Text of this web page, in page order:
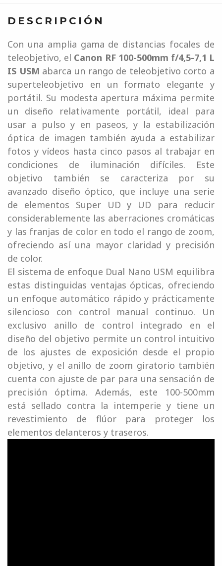
DESCRIPCIÓN
Con una amplia gama de distancias focales de
teleobjetivo, el Canon RF 100-500mm f/4,5-7,1 L
IS USM abarca un rango de teleobjetivo corto a
superteleobjetivo en un formato elegante y
portátil. Su modesta apertura máxima permite
un diseño relativamente portátil, ideal para
usar a pulso y en paseos, y la estabilización
óptica de imagen también ayuda a estabilizar
fotos y vídeos hasta cinco pasos al trabajar en
condiciones de iluminación difíciles. Este
objetivo también se caracteriza por su
avanzado diseño óptico, que incluye una serie
de elementos Super UD y UD para reducir
considerablemente las aberraciones cromáticas
y las franjas de color en todo el rango de zoom,
ofreciendo así una mayor claridad y precisión
de color.
El sistema de enfoque Dual Nano USM equilibra
estas distinguidas ventajas ópticas, ofreciendo
un enfoque automático rápido y prácticamente
silencioso con control manual continuo. Un
exclusivo anillo de control integrado en el
diseño del objetivo permite un control intuitivo
de los ajustes de exposición desde el propio
objetivo, y el anillo de zoom giratorio también
cuenta con ajuste de par para una sensación de
precisión óptima. Además, este 100-500mm
está sellado contra la intemperie y tiene un
revestimiento de flúor para proteger los
elementos delanteros y traseros.